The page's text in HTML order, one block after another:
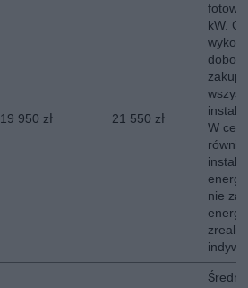
19 950 zł 21 550 zł
kW.
W
nie
Średni